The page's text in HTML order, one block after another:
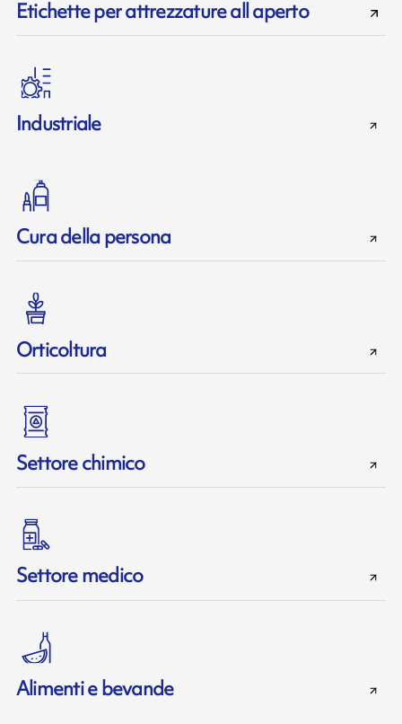
Etichette per attrezzature all aperto
Industriale
Cura della persona
Orticoltura
Settore chimico
Settore medico
Alimenti e bevande